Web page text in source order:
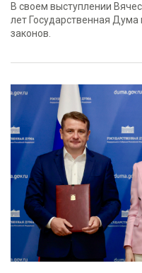
В своем выступлении
лет Государственная
законов.